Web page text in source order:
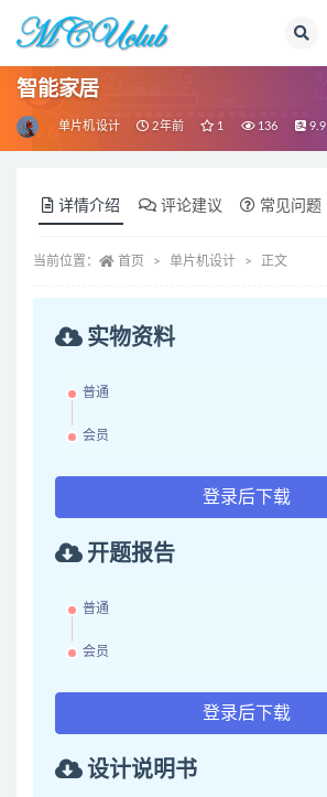
智能家居
单片机设计 2年前 1 136 9.9
详情介绍 评论建议 常见问题
当前位置： 首页 单片机设计 正文
实物资料
普通
会员
登录后下载
开题报告
普通
会员
登录后下载
设计说明书